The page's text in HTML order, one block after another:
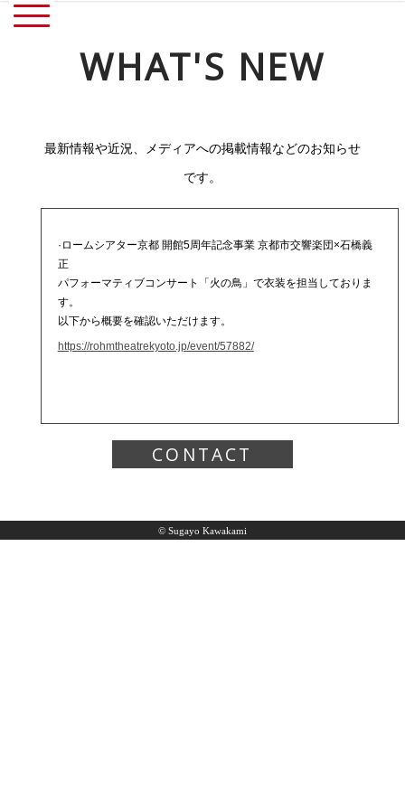
WHAT'S NEW
最新情報や近況、メディアへの掲載情報などのお知らせ
です。
·ロームシアター京都 開館5周年記念事業 京都市交響楽団×石橋義
正
パフォーマティブコンサート「火の鳥」で衣装を担当しておりま
す。
以下から概要を確認いただけます。
https://rohmtheatrekyoto.jp/event/57882/
CONTACT
© Sugayo Kawakami